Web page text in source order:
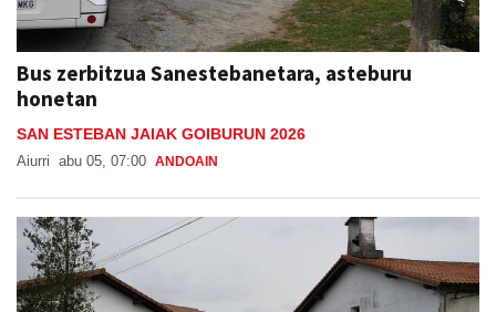
Bus zerbitzua Sanestebanetara, asteburu
honetan
SAN ESTEBAN JAIAK GOIBURUN 2026
Aiurri abu 05, 07:00 ANDOAIN